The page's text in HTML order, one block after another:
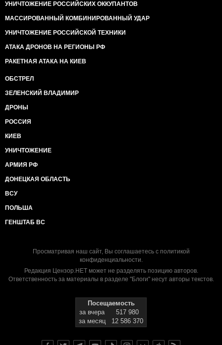
УНИЧТОЖЕНИЕ РОССИЙСКИХ ОККУПАНТОВ
МАССИРОВАННЫЙ КОМБИНИРОВАННЫЙ УДАР
УНИЧТОЖЕНИЕ РОССИЙСКОЙ ТЕХНИКИ
АТАКА ДРОНОВ НА РЕГИОНЫ РФ
РАКЕТНАЯ АТАКА НА КИЕВ
ОБСТРЕЛ
ЗЕЛЕНСКИЙ ВЛАДИМИР
ДРОНЫ
РОССИЯ
КИЕВ
УНИЧТОЖЕНИЕ
АРМИЯ РФ
ДОНЕЦКАЯ ОБЛАСТЬ
ВСУ
ПОЛЬША
ГЕНШТАБ ВС
Просматривая наш сайт, Вы соглашаетесь с политикой
конфиденциальности.
Редакция Цензор.НЕТ может не разделять позицию авторов.
Ответственность за материалы в разделе "Блоги" несут авторы текстов.
Посещаемость
за вчера
517 980
за месяц
12 586 370